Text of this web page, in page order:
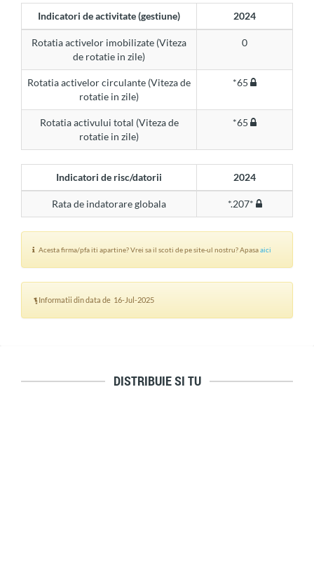
Indicatori de activitate (gestiune) 2024
Rotatia activelor imobilizate (Viteza
de rotatie in zile)
0
Rotatia activelor circulante (Viteza de
rotatie in zile)
*65
Rotatia activului total (Viteza de
rotatie in zile)
*65
Indicatori de risc/datorii 2024
Rata de indatorare globala *.207*
Acesta firma/pfa iti apartine? Vrei sa il scoti de pe site-ul nostru? Apasaaici
Informatii din data de 16-Jul-2025
DISTRIBUIE SI TU